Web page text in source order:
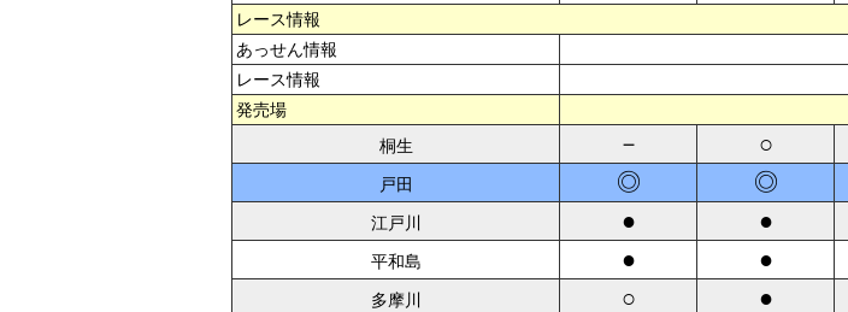
レース情報
あっせん情報
レース情報
発売場
桐生
－ ○
戸田 ◎ ◎
江戸川 ● ●
平和島 ● ●
多摩川 ○ ●